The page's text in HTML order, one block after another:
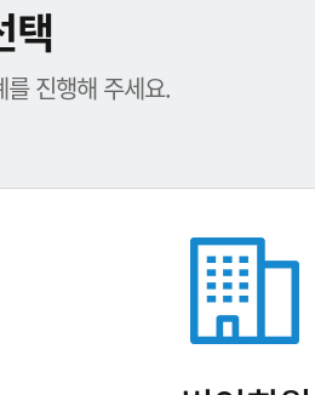
택
진행해 주세요.